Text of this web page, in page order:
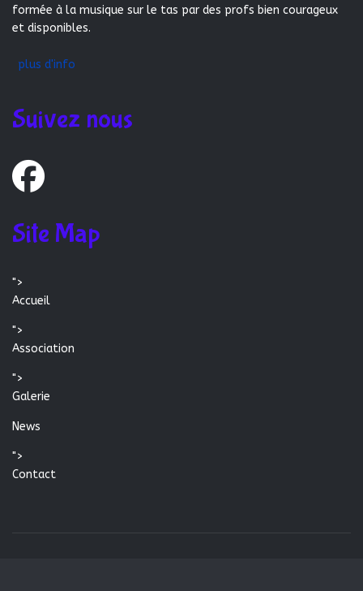
formée à la musique sur le tas par des profs bien courageux
et disponibles.
plus d'info
Suivez nous
Site Map
">
Accueil
">
Association
">
Galerie
News
">
Contact